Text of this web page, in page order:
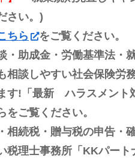
さい。)
ちら
をご覧ください。
助成金・労働基準法・
相談しやすい社会保険労
す!「最新 ハラスメント
をご覧ください。
続税・贈与税の申告・
税理士事務所「KKパート